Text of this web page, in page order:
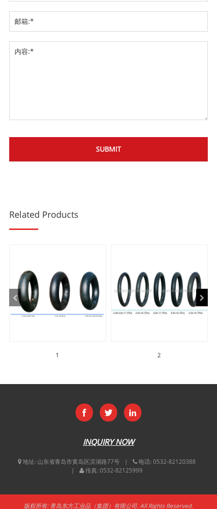
Related Products
1 2
INQUIRY NOW
地址: 山东省青岛市黄岛区滨湖路77号 电话: 0532-82120388
传真: 0532-82125999
版权所有: 青岛东方工业品（集团）有限公司. All Rights Reserved.